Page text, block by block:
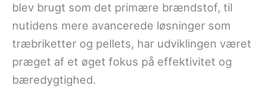
blev brugt som det primære brændstof, til
nutidens mere avancerede løsninger som
træbriketter og pellets, har udviklingen været
præget af et øget fokus på effektivitet og
bæredygtighed.